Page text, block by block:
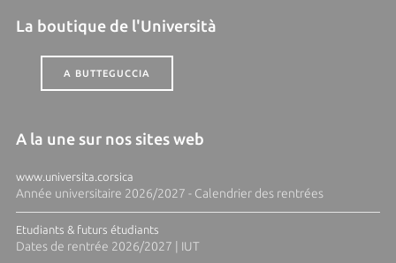
La boutique de l'Università
A BUTTEGUCCIA
A la une sur nos sites web
www.universita.corsica
Année universitaire 2026/2027 - Calendrier des rentrées
Etudiants & futurs étudiants
Dates de rentrée 2026/2027 | IUT